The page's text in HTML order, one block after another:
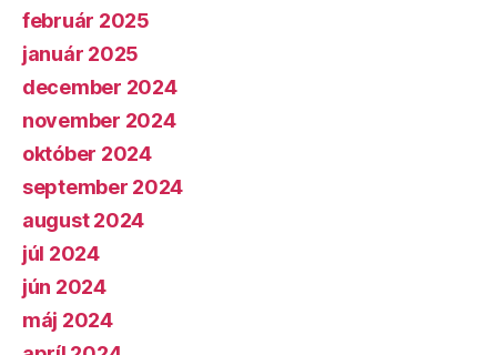
február 2025
január 2025
december 2024
november 2024
október 2024
september 2024
august 2024
júl 2024
jún 2024
máj 2024